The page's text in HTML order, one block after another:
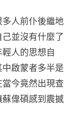
人前仆後繼地
並沒有什麼了
人的思想自
啟蒙者多半是
今竟然出現查
偉碩感到震撼